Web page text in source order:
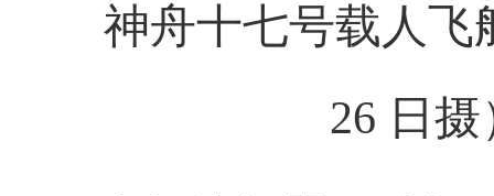
神舟十七号载人飞
26 日